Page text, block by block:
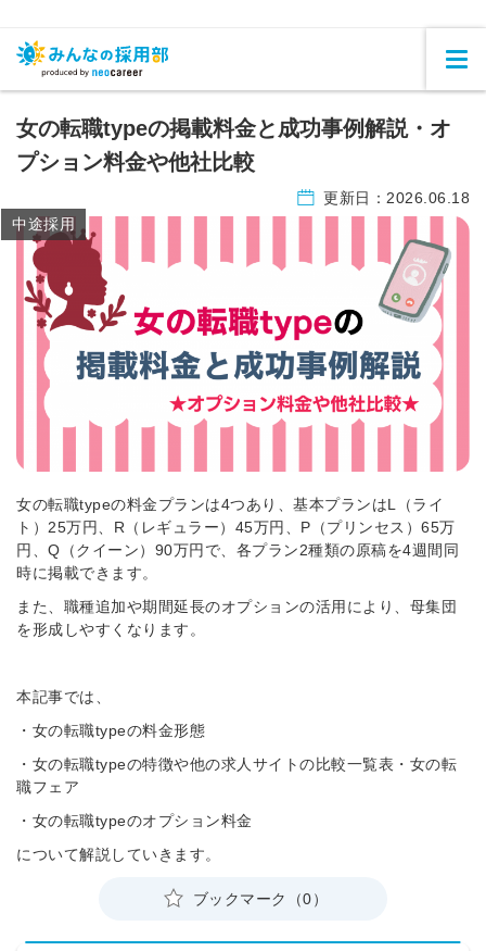
女の転職typeの掲載料金と成功事例解説・オ
プション料金や他社比較
更新日： 2026.06.18
中途採用
女の転職typeの料金プランは4つあり、基本プランはL（ライ
ト）25万円、R（レギュラー）45万円、P（プリンセス）65万
円、Q（クイーン）90万円で、各プラン2種類の原稿を4週間同
時に掲載できます。
また、職種追加や期間延長のオプションの活用により、母集団
を形成しやすくなります。
本記事では、
・女の転職typeの料金形態
・女の転職typeの特徴や他の求人サイトの比較一覧表・女の転
職フェア
・女の転職typeのオプション料金
について解説していきます。
ブックマーク（0）